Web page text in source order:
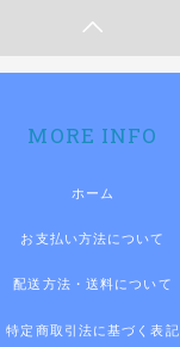
MORE INFO
ホーム
お支払い方法について
配送方法・送料について
特定商取引法に基づく表記